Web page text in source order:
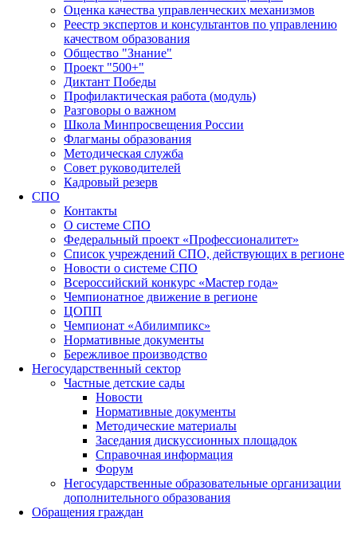
Оценка качества управленческих механизмов
Реестр экспертов и консультантов по управлению
качеством образования
Общество "Знание"
Проект "500+"
Диктант Победы
Профилактическая работа (модуль)
Разговоры о важном
Школа Минпросвещения России
Флагманы образования
Методическая служба
Совет руководителей
Кадровый резерв
СПО
Контакты
О системе СПО
Федеральный проект «Профессионалитет»
Список учреждений СПО, действующих в регионе
Новости о системе СПО
Всероссийский конкурс «Мастер года»
Чемпионатное движение в регионе
ЦОПП
Чемпионат «Абилимпикс»
Нормативные документы
Бережливое производство
Негосударственный сектор
Частные детские сады
Новости
Нормативные документы
Методические материалы
Заседания дискуссионных площадок
Справочная информация
Форум
Негосударственные образовательные организации
дополнительного образования
Обращения граждан